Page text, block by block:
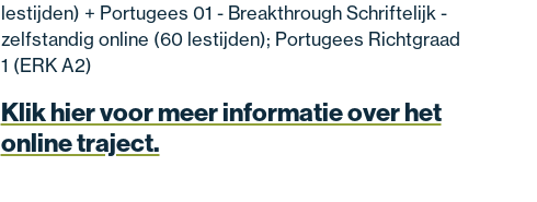
lestijden) + Portugees 01 - Breakthrough Schriftelijk -
zelfstandig online (60 lestijden); Portugees Richtgraad
1 (ERK A2)
Klik hier voor meer informatie over het
online traject.